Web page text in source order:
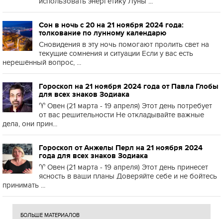
Сон в ночь с 20 на 21 ноября 2024 года:
толкование по лунному календарю
Сновидения в эту ночь помогают пролить свет на
текущие сомнения и ситуации Если у вас есть
нерешённый вопрос, ...
Гороскоп на 21 ноября 2024 года от Павла Глобы
для всех знаков Зодиака
♈️ Овен (21 марта - 19 апреля) Этот день потребует
от вас решительности Не откладывайте важные
дела, они прин...
Гороскоп от Анжелы Перл на 21 ноября 2024
года для всех знаков Зодиака
♈️ Овен (21 марта - 19 апреля) Этот день принесет
ясность в ваши планы Доверяйте себе и не бойтесь
принимать ...
БОЛЬШЕ МАТЕРИАЛОВ